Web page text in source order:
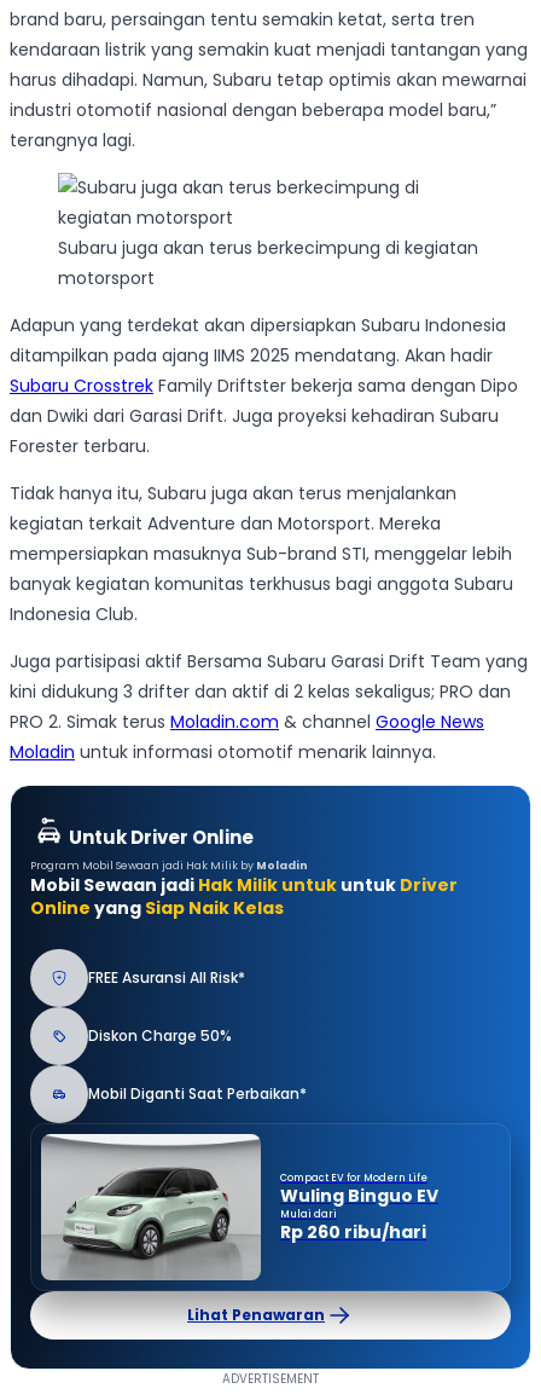
brand baru, persaingan tentu semakin ketat, serta tren
kendaraan listrik yang semakin kuat menjadi tantangan yang
harus dihadapi. Namun, Subaru tetap optimis akan mewarnai
industri otomotif nasional dengan beberapa model baru,”
terangnya lagi.
Subaru juga akan terus berkecimpung di kegiatan
motorsport
Adapun yang terdekat akan dipersiapkan Subaru Indonesia
ditampilkan pada ajang IIMS 2025 mendatang. Akan hadir
Subaru Crosstrek Family Driftster bekerja sama dengan Dipo
dan Dwiki dari Garasi Drift. Juga proyeksi kehadiran Subaru
Forester terbaru.
Tidak hanya itu, Subaru juga akan terus menjalankan
kegiatan terkait Adventure dan Motorsport. Mereka
mempersiapkan masuknya Sub-brand STI, menggelar lebih
banyak kegiatan komunitas terkhusus bagi anggota Subaru
Indonesia Club.
Juga partisipasi aktif Bersama Subaru Garasi Drift Team yang
kini didukung 3 drifter dan aktif di 2 kelas sekaligus; PRO dan
PRO 2. Simak terus Moladin.com & channel Google News
Moladin untuk informasi otomotif menarik lainnya.
Untuk Driver Online
Program Mobil Sewaan jadi Hak Milik by Moladin
Mobil Sewaan jadi Hak Milik untuk untuk Driver
Online yang Siap Naik Kelas
FREE Asuransi All Risk*
Diskon Charge 50%
Mobil Diganti Saat Perbaikan*
Compact EV for Modern Life
Wuling Binguo EV
Mulai dari
Rp 260 ribu/hari
Lihat Penawaran